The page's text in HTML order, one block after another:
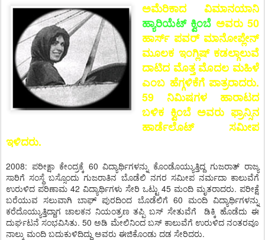
ಅಮೆರಿಕಾದ ವಿಮಾನಯಾನಿ
ಹ್ಯಾರಿಯೆಟ್ ಕ್ವಿಂಬೆ ಅವರು 50
ಹಾರ್ಸ್ ಪವರ್ ಮಾನೋಪ್ಲೇನ್
ಮೂಲಕ ಇಂಗ್ಲಿಷ್ ಕಡಲ್ಗಾಲುವೆ
ದಾಟಿದ ಮೊತ್ತ ಮೊದಲ ಮಹಿಳೆ
ಎಂಬ ಹೆಗ್ಗಳಿಕೆಗೆ ಪಾತ್ರರಾದರು.
59 ನಿಮಿಷಗಳ ಹಾರಾಟದ
ಬಳಿಕ ಕ್ವಿಂಬೆ ಅವರು ಫ್ರಾನ್ಸಿನ
ಹಾರ್ಡೆಲೊಟ್ ಸಮೀಪ
ಇಳಿದರು.
2008: ಪರೀಕ್ಷಾ ಕೇಂದ್ರಕ್ಕೆ 60 ವಿದ್ಯಾರ್ಥಿಗಳನ್ನು ಕೊಂಡೊಯ್ಯುತ್ತಿದ್ದ ಗುಜರಾತ್ ರಾಜ್ಯ
ಸಾರಿಗೆ ಸಂಸ್ಥೆ ಬಸ್ಸೊಂದು ಗುಜರಾತಿನ ಬೊಡೆಲಿ ನಗರ ಸಮೀಪ ನರ್ಮದಾ ಕಾಲುವೆಗೆ
ಉರುಳಿದ ಪರಿಣಾಮ 42 ವಿದ್ಯಾರ್ಥಿಗಳು ಸೇರಿ ಒಟ್ಟು 45 ಮಂದಿ ಮೃತರಾದರು. ಪರೀಕ್ಷೆ
ಬರೆಯುವ ಸಲುವಾಗಿ ಬಾಘ್ ಪುರದಿಂದ ಬೊಡೆಲಿಗೆ 60 ಮಂದಿ ವಿದ್ಯಾರ್ಥಿಗಳನ್ನು
ಕರೆದೊಯ್ಯುತ್ತಿದ್ದಾಗ ಚಾಲಕನ ನಿಯಂತ್ರಣ ತಪ್ಪಿ ಬಸ್ ಸೇತುವೆಗೆ ಡಿಕ್ಕಿ ಹೊಡೆದು ಈ
ದುರ್ಘಟನೆ ಸಂಭವಿಸಿತು. 50 ಅಡಿ ಮೇಲಿನಿಂದ ಬಸ್ ಕಾಲುವೆಗೆ ಉರುಳಿದ ನಂತರವೂ
ನಾಲ್ಕು ಮಂದಿ ಬದುಕುಳಿದಿದ್ದು ಅವರು ಈಜಿಕೊಂಡು ದಡ ಸೇರಿದರು.